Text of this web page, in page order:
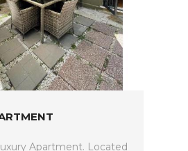
Apartment. Located